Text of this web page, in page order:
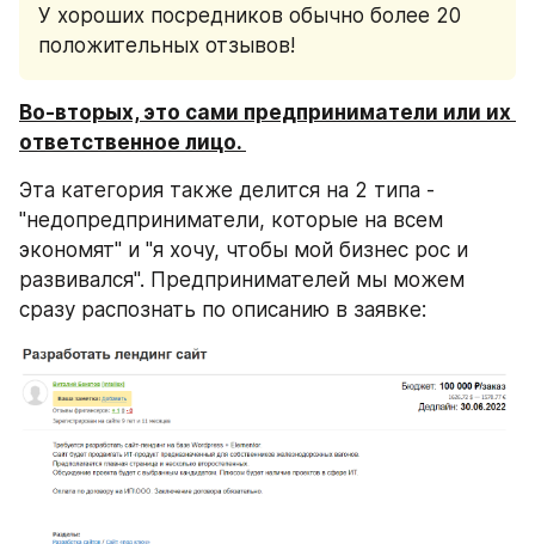
У хороших посредников обычно более 20
положительных отзывов!
Во-вторых, это сами предприниматели или их
ответственное лицо.
Эта категория также делится на 2 типа -
"недопредприниматели, которые на всем
экономят" и "я хочу, чтобы мой бизнес рос и
развивался". Предпринимателей мы можем
сразу распознать по описанию в заявке: